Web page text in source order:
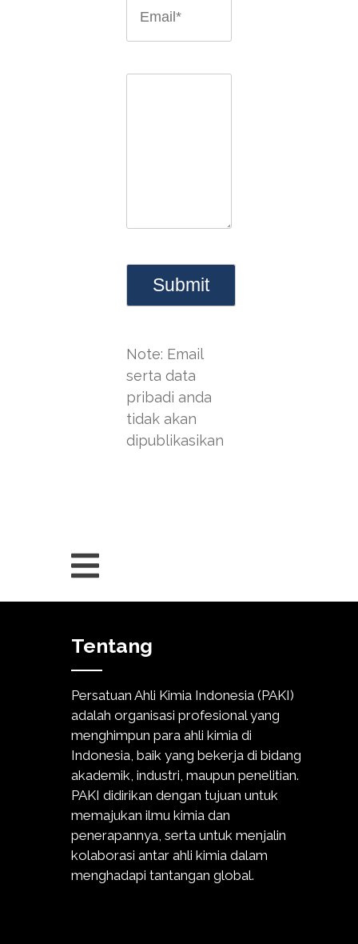
Note: Email
serta data
pribadi anda
tidak akan
dipublikasikan
Tentang
Persatuan Ahli Kimia Indonesia (PAKI)
adalah organisasi profesional yang
menghimpun para ahli kimia di
Indonesia, baik yang bekerja di bidang
akademik, industri, maupun penelitian.
PAKI didirikan dengan tujuan untuk
memajukan ilmu kimia dan
penerapannya, serta untuk menjalin
kolaborasi antar ahli kimia dalam
menghadapi tantangan global.